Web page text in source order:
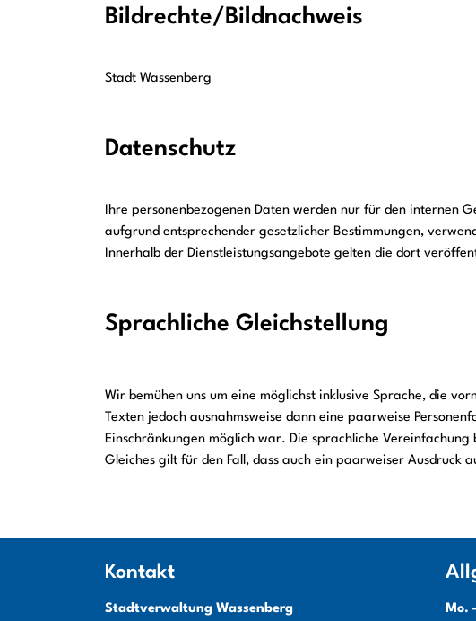
Bildrechte/Bildnachweis
Stadt Wassenberg
Datenschutz
Ihre personenbezogenen Daten werden nur für den internen
aufgrund entsprechender gesetzlicher Bestimmungen,
Innerhalb der Dienstleistungsangebote gelten die dort
Sprachliche Gleichstellung
Wir bemühen uns um eine möglichst inklusive Sprache, die
Texten jedoch ausnahmsweise dann eine paarweise
Einschränkungen möglich war. Die sprachliche
Gleiches gilt für den Fall, dass auch ein paarweiser
Kontakt
Stadtverwaltung Wassenberg Mo.